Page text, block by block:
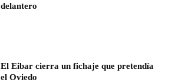
delantero
El Eibar cierra un fichaje que pretendía
el Oviedo